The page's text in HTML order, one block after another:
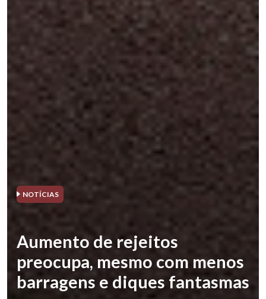
NOTÍCIAS
Aumento de rejeitos
preocupa, mesmo com menos
barragens e diques fantasmas